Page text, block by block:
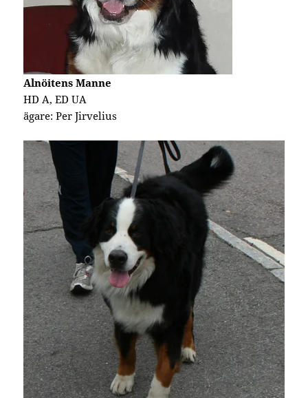
Alnöitens Manne
HD A, ED UA
ägare: Per Jirvelius